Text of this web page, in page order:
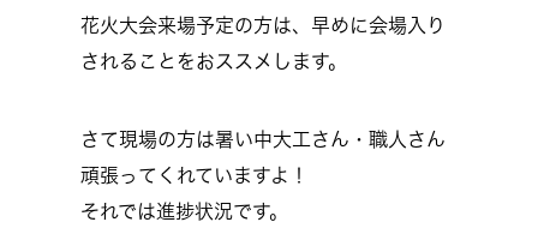
花火大会来場予定の方は、早めに会場入り
されることをおススメします。
さて現場の方は暑い中大工さん・職人さん
頑張ってくれていますよ！
それでは進捗状況です。